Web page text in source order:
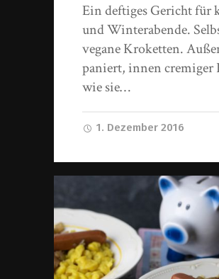
Ein deftiges Gericht für
und Winterabende.
vegane Kroketten.
paniert, innen cremiger
wie sie…
1. Dezember 2016